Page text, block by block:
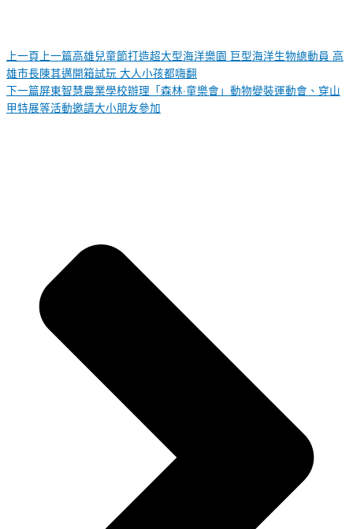
上一頁 上一篇高雄兒童節打造超大型海洋樂園 巨型海洋生物總動員 高
雄市長陳其邁開箱試玩 大人小孩都嗨翻
下一篇屏東智慧農業學校辦理「森林‧童樂會」動物變裝運動會、穿山
甲特展等活動邀請大小朋友參加